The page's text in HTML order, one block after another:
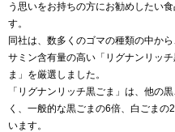
う思いをお持ちの方にお勧めしたい
す。
同社は、数多くのゴマの種類の中から
サミン含有量の高い「リグナンリッ
ま」を厳選しました。
「リグナンリッチ黒ごま」は、他の
く、一般的な黒ごまの6倍、白ごま
います。